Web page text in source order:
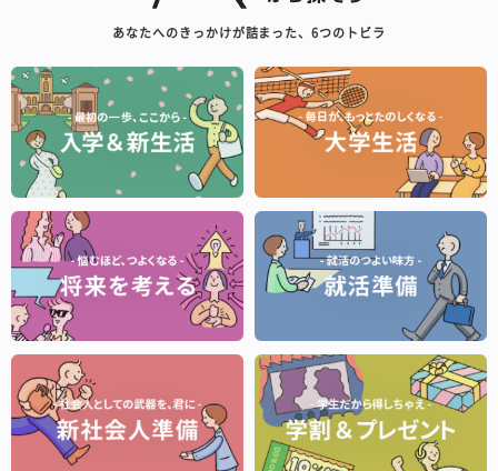
あなたへのきっかけが詰まった、6つのトビラ